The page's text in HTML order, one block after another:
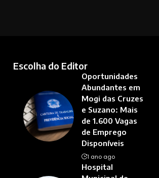
Escolha do Editor
Oportunidades
Abundantes em
Mogi das Cruzes
e Suzano: Mais
de 1.600 Vagas
de Emprego
Disponíveis
1 ano ago
Hospital